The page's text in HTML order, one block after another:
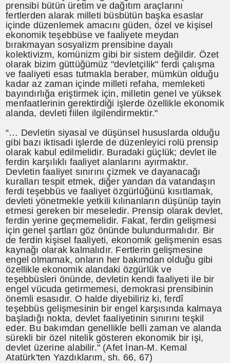
prensibi bütün üretim ve dağıtım araçlarını
fertlerden alarak milleti büsbütün başka esaslar
içinde düzenlemek amacını güden, özel ve kişisel
ekonomik teşebbüse ve faaliyete meydan
bırakmayan sosyalizm prensibine dayalı
kolektivizm, komünizm gibi bir sistem değildir. Özet
olarak bizim güttüğümüz "devletçilik" ferdi çalışma
ve faaliyeti esas tutmakla beraber, mümkün olduğu
kadar az zaman içinde milleti refaha, memleketi
bayındırlığa eriştirmek için, milletin genel ve yüksek
menfaatlerinin gerektirdiği işlerde özellikle ekonomik
alanda, devleti fiilen ilgilendirmektir."
“… Devletin siyasal ve düşünsel hususlarda olduğu
gibi bazı iktisadi işlerde de düzenleyici rolü prensip
olarak kabul edilmelidir. Buradaki güçlük; devlet ile
ferdin karşılıklı faaliyet alanlarını ayırmaktır.
Devletin faaliyet sınırını çizmek ve dayanacağı
kuralları tespit etmek, diğer yandan da vatandaşın
ferdi teşebbüs ve faaliyet özgürlüğünü kısıtlamak,
devleti yönetmekle yetkili kılınanların düşünüp tayin
etmesi gereken bir meseledir. Prensip olarak devlet,
ferdin yerine geçmemelidir. Fakat, ferdin gelişmesi
için genel şartları göz önünde bulundurmalıdır. Bir
de ferdin kişisel faaliyeti, ekonomik gelişmenin esas
kaynağı olarak kalmalıdır. Fertlerin gelişmesine
engel olmamak, onların her bakımdan olduğu gibi
özellikle ekonomik alandaki özgürlük ve
teşebbüsleri önünde, devletin kendi faaliyeti ile bir
engel vücuda getirmemesi, demokrasi prensibinin
önemli esasıdır. O halde diyebiliriz ki, ferdî
teşebbüs gelişmesinin bir engel karşısında kalmaya
başladığı nokta, devlet faaliyetinin sınırını teşkil
eder. Bu bakımdan genellikle belli zaman ve alanda
sürekli bir özel nitelik gösteren ekonomik bir işi,
devlet üzerine alabilir." (Afet İnan-M. Kemal
Atatürk'ten Yazdıklarım, sh. 66, 67)